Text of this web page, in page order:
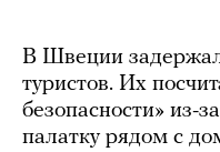
В Швеции
туристов. Их
безопасности» из-
палатку рядом с